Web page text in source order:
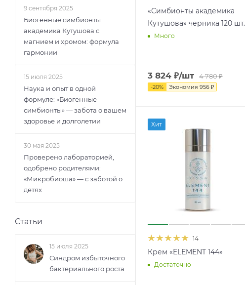
«Симбионты академика
Кутушова» черника 120 шт.
Много
3 824 ₽/шт 4 780₽
-20% Экономия 956 ₽
Хит
14
Крем «ELEMENT 144»
Достаточно
9 сентября 2025
Биогенные симбионты
академика Кутушова с
магнием и хромом: формула
гармонии
15 июля 2025
Наука и опыт в одной
формуле: «Биогенные
симбионты» — забота о вашем
здоровье и долголетии
30 мая 2025
Проверено лабораторией,
одобрено родителями:
«Микробиоша» — с заботой о
детях
Статьи
15 июля 2025
Синдром избыточного
бактериального роста